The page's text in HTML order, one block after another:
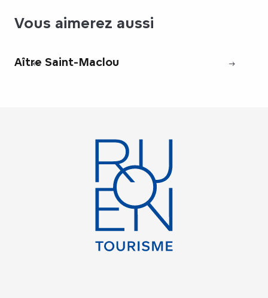
Vous aimerez aussi
Aître Saint-Maclou